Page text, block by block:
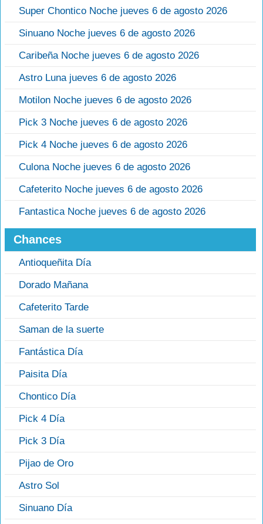
Super Chontico Noche jueves 6 de agosto 2026
Sinuano Noche jueves 6 de agosto 2026
Caribeña Noche jueves 6 de agosto 2026
Astro Luna jueves 6 de agosto 2026
Motilon Noche jueves 6 de agosto 2026
Pick 3 Noche jueves 6 de agosto 2026
Pick 4 Noche jueves 6 de agosto 2026
Culona Noche jueves 6 de agosto 2026
Cafeterito Noche jueves 6 de agosto 2026
Fantastica Noche jueves 6 de agosto 2026
Chances
Antioqueñita Día
Dorado Mañana
Cafeterito Tarde
Saman de la suerte
Fantástica Día
Paisita Día
Chontico Día
Pick 4 Día
Pick 3 Día
Pijao de Oro
Astro Sol
Sinuano Día